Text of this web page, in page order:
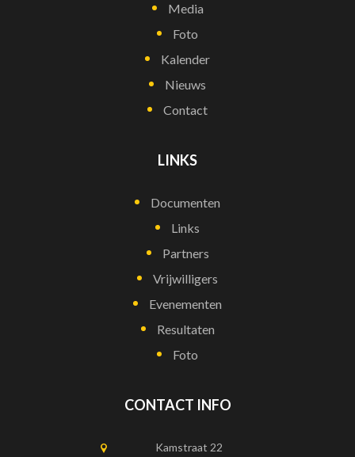
Media
Foto
Kalender
Nieuws
Contact
LINKS
Documenten
Links
Partners
Vrijwilligers
Evenementen
Resultaten
Foto
CONTACT INFO
Kamstraat 22